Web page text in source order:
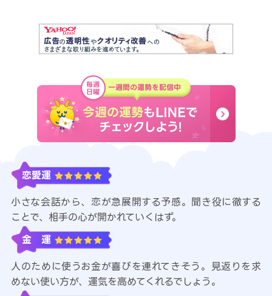
恋愛運
小さな会話から、恋が急展開する予感。聞き役に徹する
ことで、相手の心が開かれていくはず。
金 運
人のために使うお金が喜びを連れてきそう。見返りを求
めない使い方が、運気を高めてくれるでしょう。